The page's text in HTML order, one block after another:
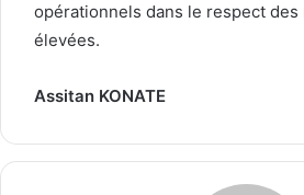
opérationnels dans le respect des
élevées.
Assitan KONATE